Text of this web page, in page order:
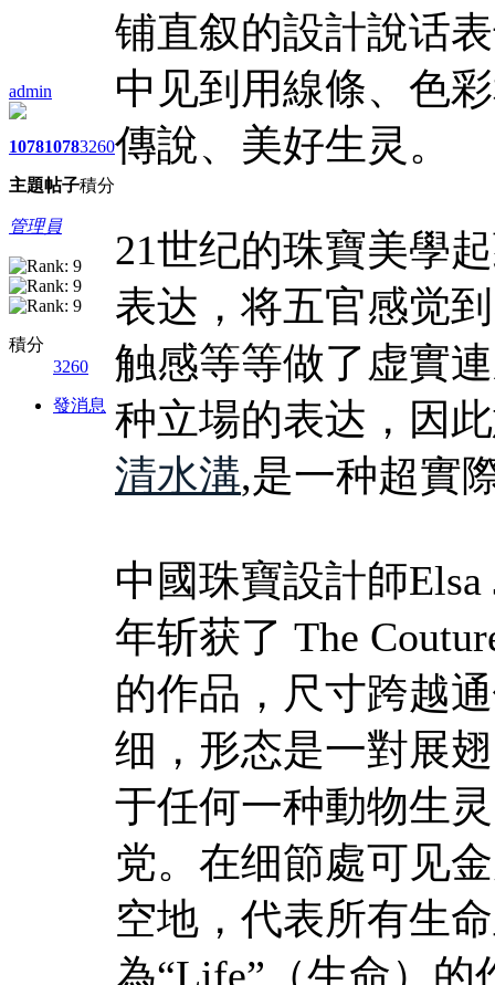
admin
1078
主題
1078
帖子
3260
積分
管理員
積分
3260
發消息
铺直叙的設計說话
中见到用線條、色
傳說、美好生灵。
21世纪的珠寶美學
表达，将五官感觉
触感等等做了虚實
种立場的表达，因
清水溝,是一种超實
中國珠寶設計師
年斩获了 The
的作品，尺寸跨越
细，形态是一對展
于任何一种動物生
党。在细節處可见
空地，代表所有生
為“Life”（生命）